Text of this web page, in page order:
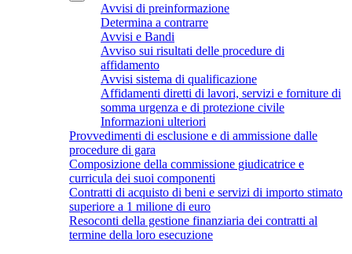
Avvisi di preinformazione
Determina a contrarre
Avvisi e Bandi
Avviso sui risultati delle procedure di
affidamento
Avvisi sistema di qualificazione
Affidamenti diretti di lavori, servizi e forniture di
somma urgenza e di protezione civile
Informazioni ulteriori
Provvedimenti di esclusione e di ammissione dalle
procedure di gara
Composizione della commissione giudicatrice e
curricula dei suoi componenti
Contratti di acquisto di beni e servizi di importo stimato
superiore a 1 milione di euro
Resoconti della gestione finanziaria dei contratti al
termine della loro esecuzione